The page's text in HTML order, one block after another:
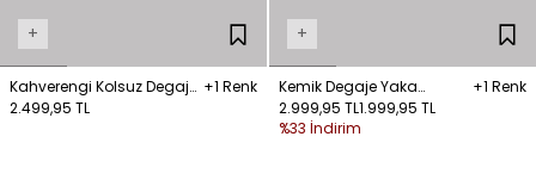
+
Kahverengi Kolsuz Degaje
Yaka Bluz
+1 Renk
2.499,95 TL
+
Kemik Degaje Yaka
Puantiyeli Bluz
+1 Renk
2.999,95 TL1.999,95 TL
%33 İndirim